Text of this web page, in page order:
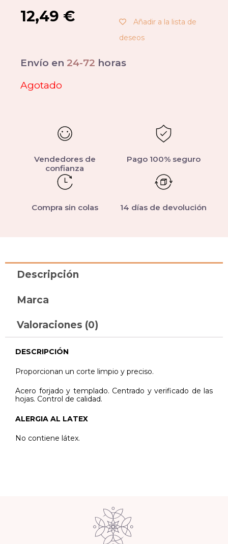
12,49 €
Añadir a la lista de
deseos
Envío en 24-72 horas
Agotado
Vendedores de
confianza
Pago 100% seguro
Compra sin colas 14 días de devolución
Descripción
Marca
Valoraciones (0)
DESCRIPCIÓN
Proporcionan un corte limpio y preciso.
Acero forjado y templado. Centrado y verificado de las
hojas. Control de calidad.
ALERGIA AL LATEX
No contiene látex.